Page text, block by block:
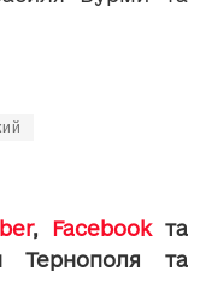
, Facebookта
Тернополя та